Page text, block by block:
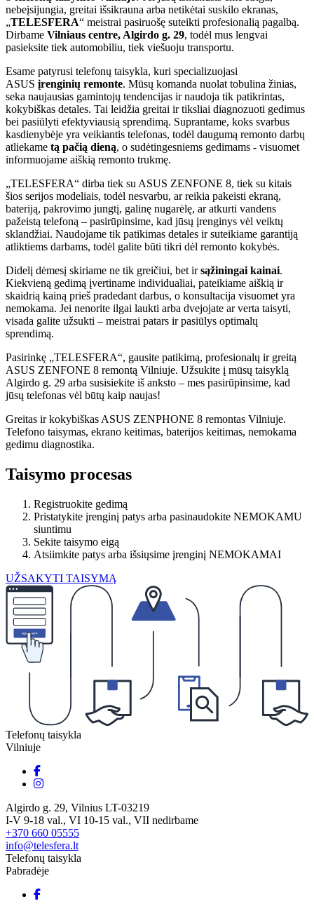
nebeįsijungia, greitai išsikrauna arba netikėtai suskilo ekranas,
„TELESFERA“ meistrai pasiruošę suteikti profesionalią pagalbą.
Dirbame Vilniaus centre, Algirdo g. 29, todėl mus lengvai
pasieksite tiek automobiliu, tiek viešuoju transportu.
Esame patyrusi telefonų taisykla, kuri specializuojasi
ASUS įrenginių remonte. Mūsų komanda nuolat tobulina žinias,
seka naujausias gamintojų tendencijas ir naudoja tik patikrintas,
kokybiškas detales. Tai leidžia greitai ir tiksliai diagnozuoti gedimus
bei pasiūlyti efektyviausią sprendimą. Suprantame, koks svarbus
kasdienybėje yra veikiantis telefonas, todėl daugumą remonto darbų
atliekame tą pačią dieną, o sudėtingesniems gedimams - visuomet
informuojame aiškią remonto trukmę.
„TELESFERA“ dirba tiek su ASUS ZENFONE 8, tiek su kitais
šios serijos modeliais, todėl nesvarbu, ar reikia pakeisti ekraną,
bateriją, pakrovimo jungtį, galinę nugarėlę, ar atkurti vandens
pažeistą telefoną – pasirūpinsime, kad jūsų įrenginys vėl veiktų
sklandžiai. Naudojame tik patikimas detales ir suteikiame garantiją
atliktiems darbams, todėl galite būti tikri dėl remonto kokybės.
Didelį dėmesį skiriame ne tik greičiui, bet irsąžiningai kainai.
Kiekvieną gedimą įvertiname individualiai, pateikiame aiškią ir
skaidrią kainą prieš pradedant darbus, o konsultacija visuomet yra
nemokama. Jei nenorite ilgai laukti arba dvejojate ar verta taisyti,
visada galite užsukti – meistrai patars ir pasiūlys optimalų
sprendimą.
Pasirinkę „TELESFERA“, gausite patikimą, profesionalų ir greitą
ASUS ZENFONE 8 remontą Vilniuje. Užsukite į mūsų taisyklą
Algirdo g. 29 arba susisiekite iš anksto – mes pasirūpinsime, kad
jūsų telefonas vėl būtų kaip naujas!
Greitas ir kokybiškas ASUS ZENPHONE 8 remontas Vilniuje.
Telefono taisymas, ekrano keitimas, baterijos keitimas, nemokama
gedimu diagnostika.
Taisymo procesas
Registruokite gedimą
Pristatykite įrenginį patys arba pasinaudokite NEMOKAMU
siuntimu
Sekite taisymo eigą
Atsiimkite patys arba išsiųsime įrenginį NEMOKAMAI
UŽSAKYTI TAISYMĄ
Telefonų taisykla
Vilniuje
Algirdo g. 29, Vilnius LT-03219
I-V 9-18 val., VI 10-15 val., VII nedirbame
+370 660 05555
info@telesfera.lt
Telefonų taisykla
Pabradėje